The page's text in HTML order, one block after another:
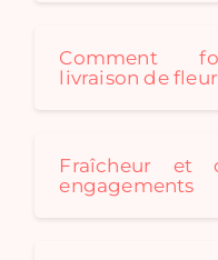
Comment
livraison de
Fraîcheur et
engagements